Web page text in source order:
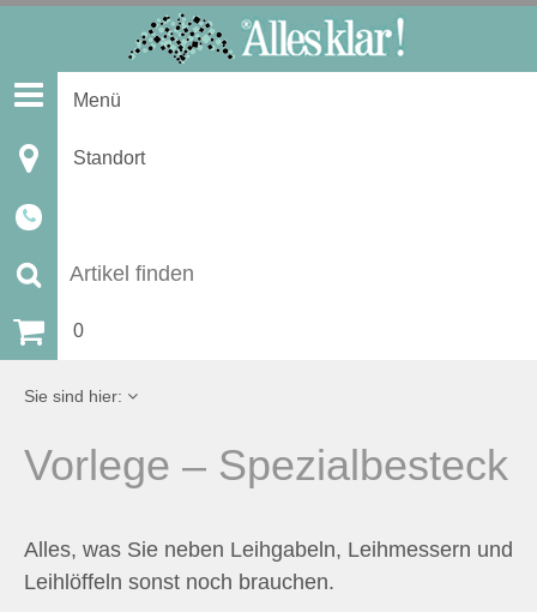
Menü
Standort
c
n
0
Sie sind hier:
Vorlege – Spezialbesteck
Alles, was Sie neben Leihgabeln, Leihmessern und
Leihlöffeln sonst noch brauchen.